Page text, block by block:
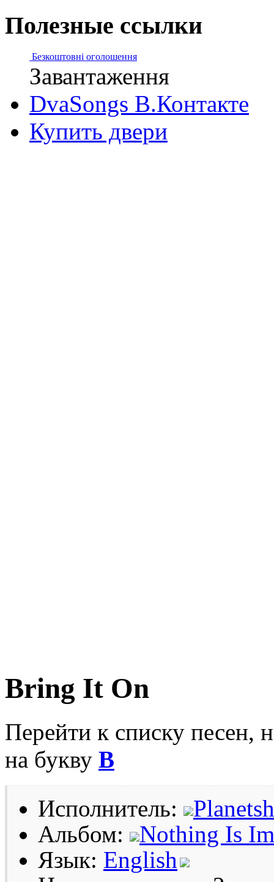
Полезные ссылки
Безкоштовні оголошення
Завантаження
DvaSongs В.Контакте
Купить двери
Bring It On
Перейти к списку песен,
на букву B
Исполнитель:
Альбом:
Nothing Is
Язык: English